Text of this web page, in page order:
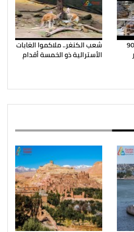
من 900 شعب الكنغر.. ملاكموا الغابات
الأسترالية ذو الخمسة أقدام